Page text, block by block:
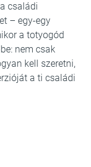
családi
– egy-egy
a totyogód
nem csak
kell szeretni,
a ti családi